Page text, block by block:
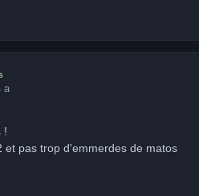
a
!
et pas trop d'emmerdes de matos